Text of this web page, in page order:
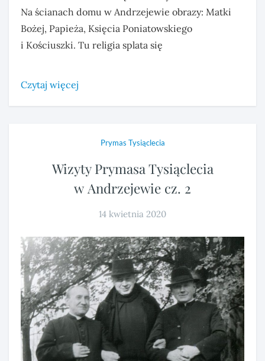
Na ścianach domu w Andrzejewie obrazy: Matki
Bożej, Papieża, Księcia Poniatowskiego
i Kościuszki. Tu religia splata się
Czytaj więcej
Prymas Tysiąclecia
Wizyty Prymasa Tysiąclecia
w Andrzejewie cz. 2
14 kwietnia 2020